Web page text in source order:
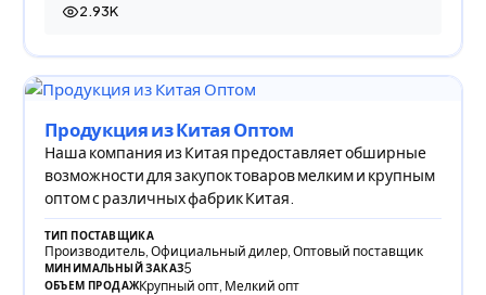
2.93K
2 934 просмотра
Продукция из Китая Оптом
Наша компания из Китая предоставляет обширные
возможности для закупок товаров мелким и крупным
оптом с различных фабрик Китая.
ТИП ПОСТАВЩИКА
Производитель, Официальный дилер, Оптовый поставщик
МИНИМАЛЬНЫЙ ЗАКАЗ5
ОБЪЕМ ПРОДАЖКрупный опт, Мелкий опт